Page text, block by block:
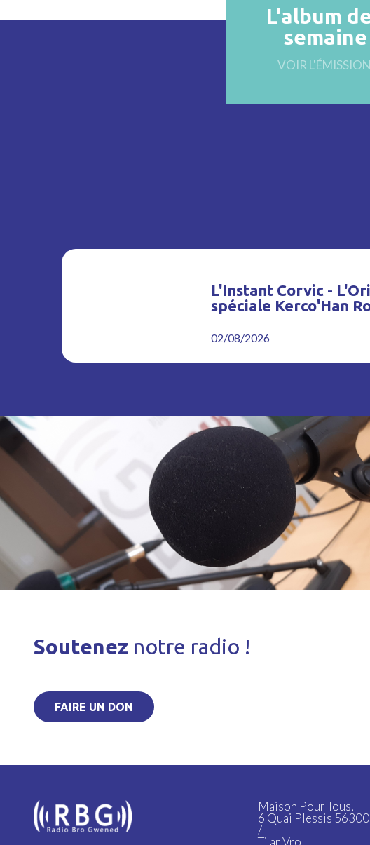
L'album
semaine
VOIR L'ÉMISSION
L'Instant Corvic -
spéciale Kerco'Han
02/08/2026
Soutenez notre radio !
FAIRE UN DON
Maison Pour Tous,
6 Quai Plessis
/